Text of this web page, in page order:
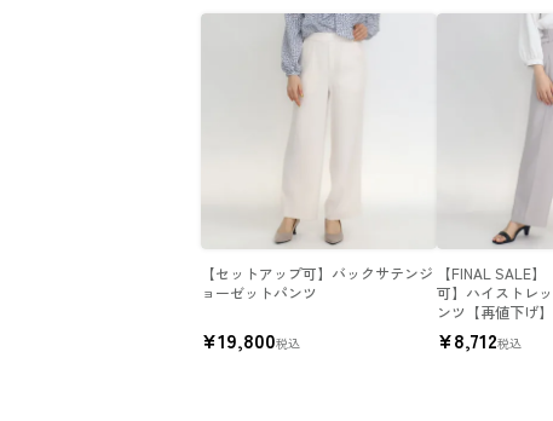
【セットアップ可】バックサテンジ
ョーゼットパンツ
¥19,800税込
【FINAL SALE
可】ハイストレ
ンツ【再値下げ】
¥8,712税込